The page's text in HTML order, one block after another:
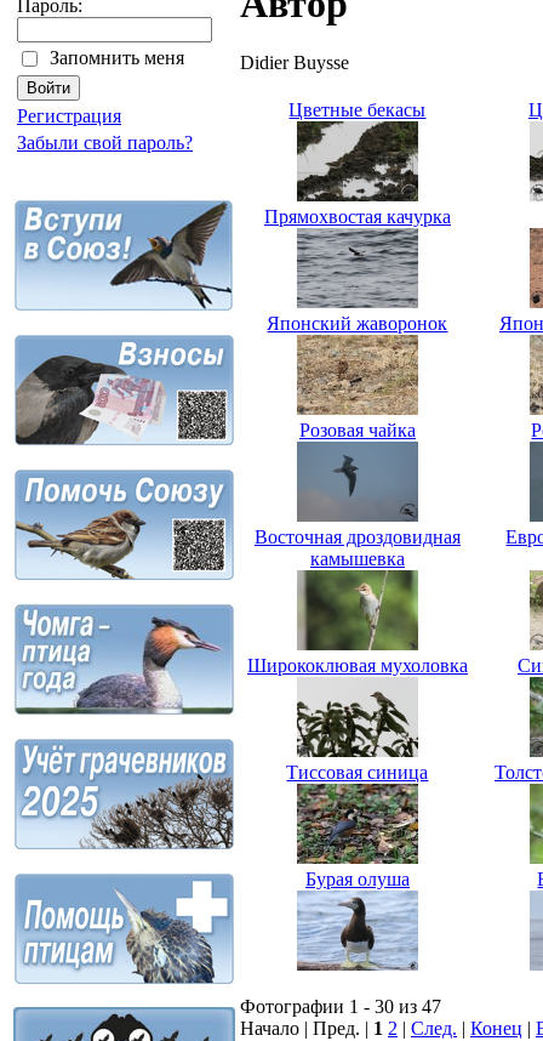
Пароль:
Запомнить меня
Регистрация
Забыли свой пароль?
Didier Buysse
Цветные бекасы
Прямохвостая качурка
Японский жаворонок
Розовая чайка
Восточная дроздовидная
камышевка
Ширококлювая мухоловка
Тиссовая синица
Бурая олуша
Фотографии 1 - 30 из 47
Начало | Пред. | 1 2 | След. | Конец |